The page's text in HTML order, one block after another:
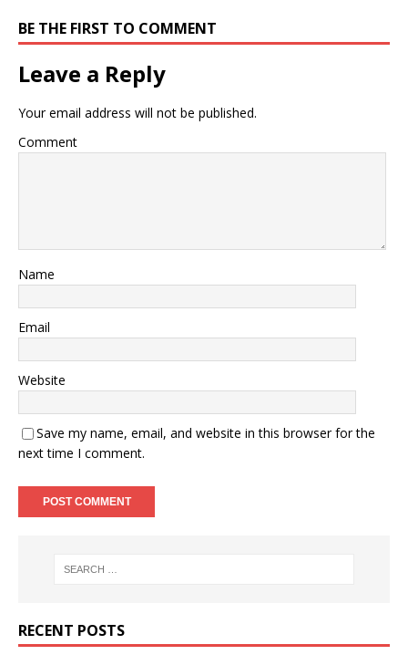
BE THE FIRST TO COMMENT
Leave a Reply
Your email address will not be published.
Comment
Name
Email
Website
Save my name, email, and website in this browser for the
next time I comment.
RECENT POSTS